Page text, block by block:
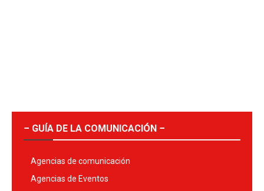
– GUÍA DE LA COMUNICACIÓN –
Agencias de comunicación
Agencias de Eventos